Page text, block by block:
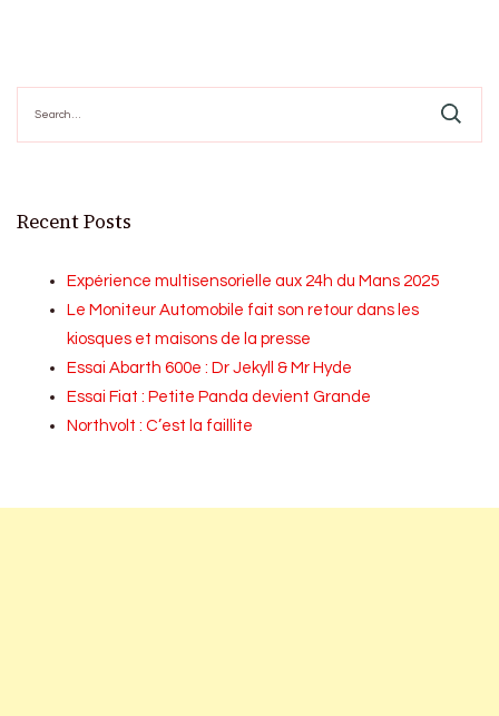
for:
Recent Posts
Expérience multisensorielle aux 24h du Mans 2025
Le Moniteur Automobile fait son retour dans les
kiosques et maisons de la presse
Essai Abarth 600e : Dr Jekyll & Mr Hyde
Essai Fiat : Petite Panda devient Grande
Northvolt : C’est la faillite